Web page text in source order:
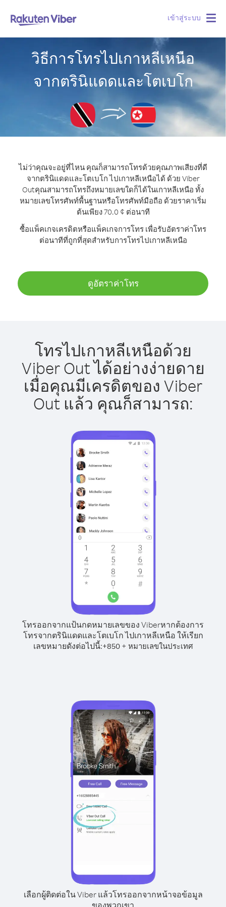
เข้าสู่ระบบ
วิธีการโทรไปเกาหลีเหนือ
จากตรินิแดดและโตเบโก
ไม่ว่าคุณจะอยู่ที่ไหน คุณก็สามารถโทรด้วยคุณภาพเสียงที่ดี
จากตรินิแดดและโตเบโก ไปเกาหลีเหนือได้ ด้วย Viber
Outคุณสามารถโทรถึงหมายเลขใดก็ได้ในเกาหลีเหนือ ทั้ง
หมายเลขโทรศัพท์พื้นฐานหรือโทรศัพท์มือถือ ด้วยราคาเริ่ม
ต้นเพียง 70.0 ¢ ต่อนาที
ซื้อแพ็คเกจเครดิตหรือแพ็คเกจการโทร เพื่อรับอัตราค่าโทร
ต่อนาทีที่ถูกที่สุดสำหรับการโทรไปเกาหลีเหนือ
ดูอัตราค่าโทร
โทรไปเกาหลีเหนือด้วย
Viber Out ได้อย่างง่ายดาย
เมื่อคุณมีเครดิตของ Viber
Out แล้ว คุณก็สามารถ:
โทรออกจากแป้นกดหมายเลขของ Viberหากต้องการ
โทรจากตรินิแดดและโตเบโก ไปเกาหลีเหนือ ให้เรียก
เลขหมายดังต่อไปนี้:+850+ หมายเลขในประเทศ
เลือกผู้ติดต่อใน Viber แล้วโทรออกจากหน้าจอข้อมูล
ของพวกเขา